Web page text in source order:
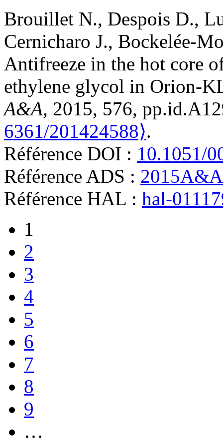
Brouillet N., Despois D.,
Cernicharo J., Bockelée-
Antifreeze in the hot core
ethylene glycol in Orion-
A&A, 2015, 576,
6361/201424588⟩.
Référence DOI : 10.1051/
Référence ADS :
Référence HAL : hal-
1
2
3
4
5
6
7
8
9
…